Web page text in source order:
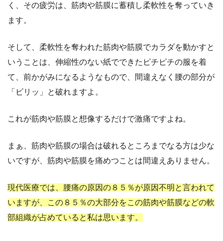
く、その疲労は、筋肉や筋膜に蓄積し柔軟性を奪っていき
ます。
そして、柔軟性を奪われた筋肉や筋膜でカラダを動かすと
いうことは、伸縮性のない紙でできたピチピチの服を着
て、前かがみになるようなもので、間違えなく腰の部分が
「ビリッ」と破れますよ。
これが筋肉や筋膜と想像するだけで激痛ですよね。
まぁ、筋肉や筋膜の場合は破れるところまでなる方は少な
いですが、筋肉や筋膜を痛めつことは間違えありません。
現代医療では、腰痛の原因の８５％が原因不明と言われて
いますが、この８５％の大部分をこの筋肉や筋膜などの軟
部組織が占めていると私は思います。